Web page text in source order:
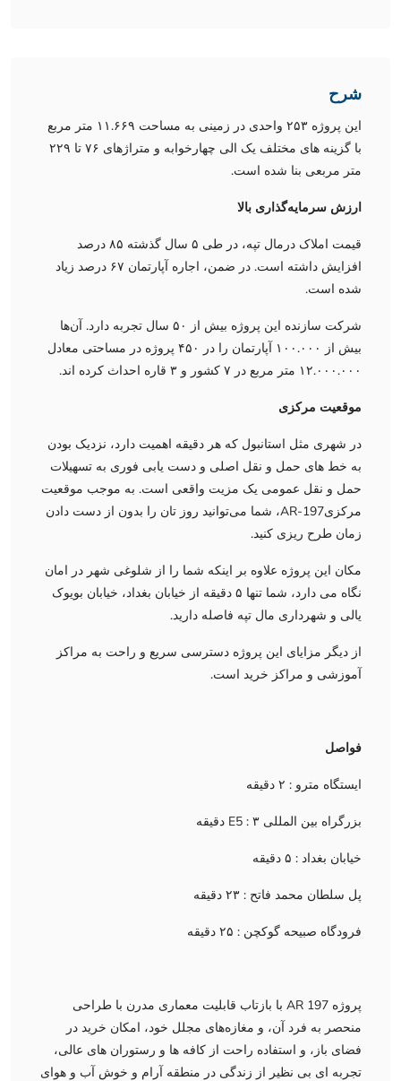
شرح
این پروژه ۲۵۳ واحدی در زمینی به مساحت ۱۱.۶۶۹ متر مربع
با گزینه های مختلف یک الی چهارخوابه و متراژهای ۷۶ تا ۲۲٩
متر مربعی بنا شده است.
ارزش سرمایه‌گذاری بالا
قیمت املاک درمال تپه، در طی ۵ سال گذشته ۸۵ درصد
افزایش داشته است. در ضمن، اجاره آپارتمان ۶۷ درصد زیاد
‌شده است.
شرکت سازنده این پروژه بیش از ۵۰ سال تجربه دارد. آن‌ها
بیش از ۱۰۰.۰۰۰ آپارتمان را در ۴۵۰ پروژه در مساحتی معادل
۱۲.۰۰۰.۰۰۰ متر مربع در ۷ کشور و ۳ قاره احداث کرده اند.
موقعیت مرکزی
در شهری مثل استانبول که هر دقیقه اهمیت دارد، نزدیک بودن
به خط های حمل و نقل اصلی و دست یابی فوری به تسهیلات
حمل و نقل عمومی یک مزیت واقعی است. به موجب موقعیت
مرکزی197-AR، شما می‌توانید روز تان را بدون از دست دادن
زمان طرح ریزی کنید.
مکان این پروژه علاوه بر اینکه شما را از شلوغی شهر در امان
نگاه می دارد، شما تنها ۵ دقیقه از خیابان بغداد، خیابان بویوک
یالی و شهرداری مال تپه فاصله دارید.
از دیگر مزایای این پروژه دسترسی سریع و راحت به مراکز
آموزشی و مراکز خرید است.
فواصل
ایستگاه مترو : ۲ دقیقه
بزرگراه بین المللی E5 : ۳ دقیقه
خیابان بغداد : ۵ دقیقه
پل سلطان محمد فاتح : ۲۳ دقیقه
فرودگاه صبیحه گوکچن : ۲۵ دقیقه
پروژه AR 197 با بازتاب قابلیت معماری مدرن با طراحی
منحصر به فرد آن، و مغازه‌های مجلل خود، امکان خرید در
فضای باز، و استفاده راحت از کافه ها و رستوران های عالی،
تجربه ای بی نظیر از زندگی در منطقه آرام و خوش آب و هوای